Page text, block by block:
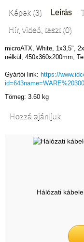
Képek (3) Leírás
Hír, videó, teszt (0)
microATX, White, 1x3,5",
nélkül, 450x360x200mm,
Gyártói link: https://
Tömeg: 3.60 kg
Hozzá ajánljuk
Hálózati